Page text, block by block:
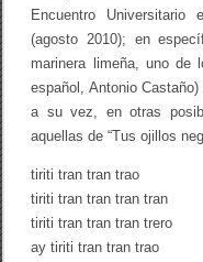
Encuentro
(agosto 2010); en
marinera limeña, uno de
español, Antonio
a su vez, en otras
aquellas de “Tus ojillos
tiriti tran tran trao
tiriti tran tran tran tran
tiriti tran tran tran trero
ay tiriti tran tran trao